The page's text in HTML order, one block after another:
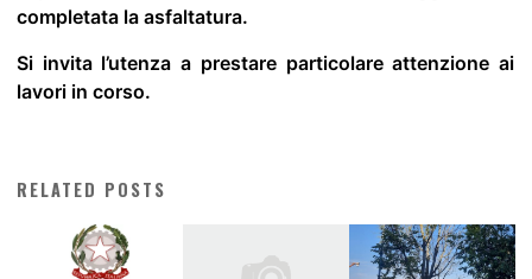
completata la asfaltatura.
Si invita l’utenza a prestare particolare attenzione ai
lavori in corso.
RELATED POSTS